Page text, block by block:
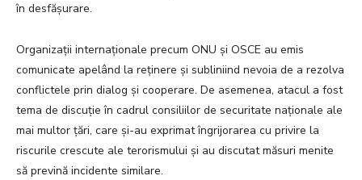
în desfășurare.
Organizații internaționale precum ONU și OSCE au emis
comunicate apelând la reținere și subliniind nevoia de a rezolva
conflictele prin dialog și cooperare. De asemenea, atacul a fost
tema de discuție în cadrul consiliilor de securitate naționale ale
mai multor țări, care și-au exprimat îngrijorarea cu privire la
riscurile crescute ale terorismului și au discutat măsuri menite
să prevină incidente similare.